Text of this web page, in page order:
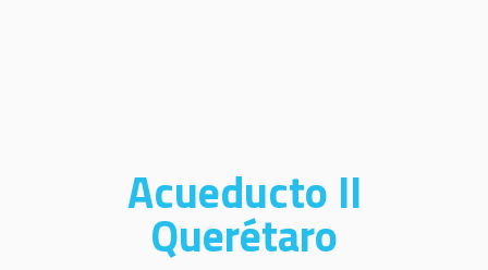
Acueducto II
Querétaro